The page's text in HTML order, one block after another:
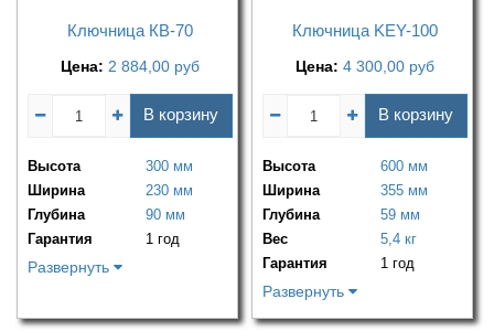
Ключница КВ-70
Цена: 2 884,00 руб
В корзину
Высота
300 мм
Ширина
230 мм
Глубина
90 мм
Гарантия
1 год
Развернуть
Ключница KEY-100
Цена: 4 300,00 руб
В корзину
Высота
600 мм
Ширина
355 мм
Глубина
59 мм
Вес
5,4 кг
Гарантия
1 год
Развернуть